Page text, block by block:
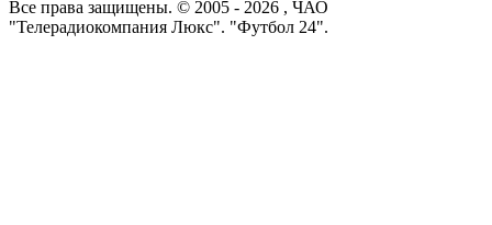
Все права защищены. © 2005 - 2026 , ЧАО
"Телерадиокомпания Люкс". "Футбол 24".